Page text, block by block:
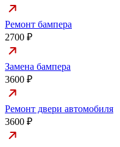
Ремонт бампера
2700 ₽
Замена бампера
3600 ₽
Ремонт двери автомобиля
3600 ₽